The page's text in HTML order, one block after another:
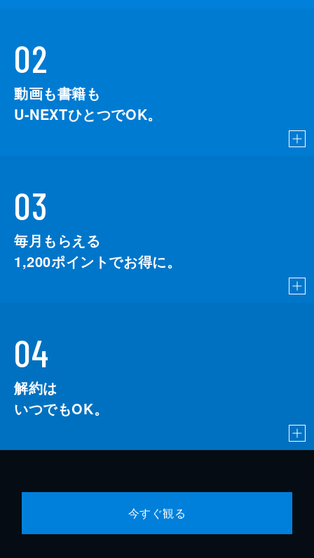
02
動画も書籍も
U-NEXTひとつでOK。
03
毎月もらえる
1,200ポイントでお得に。
04
解約は
いつでもOK。
今すぐ観る